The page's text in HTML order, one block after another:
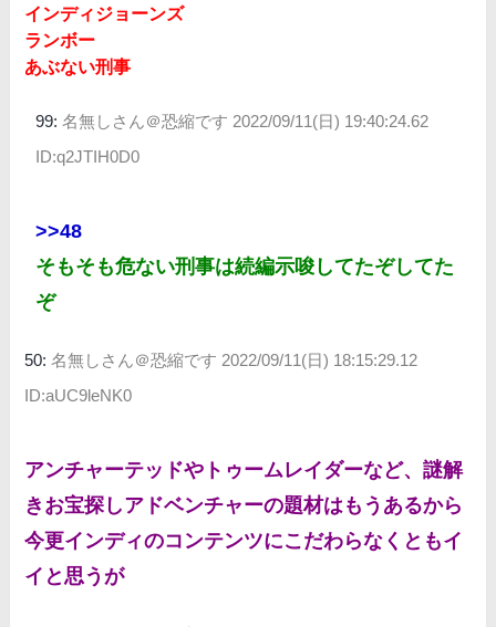
インディジョーンズ
ランボー
あぶない刑事
99:名無しさん＠恐縮です 2022/09/11(日) 19:40:24.62
ID:q2JTIH0D0
>>48
そもそも危ない刑事は続編示唆してたぞしてた
ぞ
50:名無しさん＠恐縮です 2022/09/11(日) 18:15:29.12
ID:aUC9leNK0
アンチャーテッドやトゥームレイダーなど、謎解
きお宝探しアドベンチャーの題材はもうあるから
今更インディのコンテンツにこだわらなくともイ
イと思うが